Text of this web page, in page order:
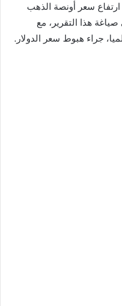
سعر أونصة الذهب
دولار، حتى صياغة هذا التقرير، مع
جراء هبوط سعر الدولار.